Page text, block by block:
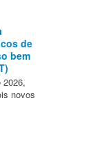
de
bem
2026,
novos